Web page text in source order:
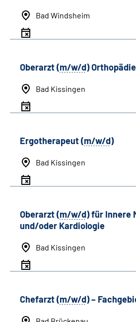
Bad Windsheim
Oberarzt (m/w/d) Orthopädie
Bad Kissingen
Ergotherapeut (m/w/d)
Bad Kissingen
Oberarzt (m/w/d) für Innere
und/oder Kardiologie
Bad Kissingen
Chefarzt (m/w/d) –